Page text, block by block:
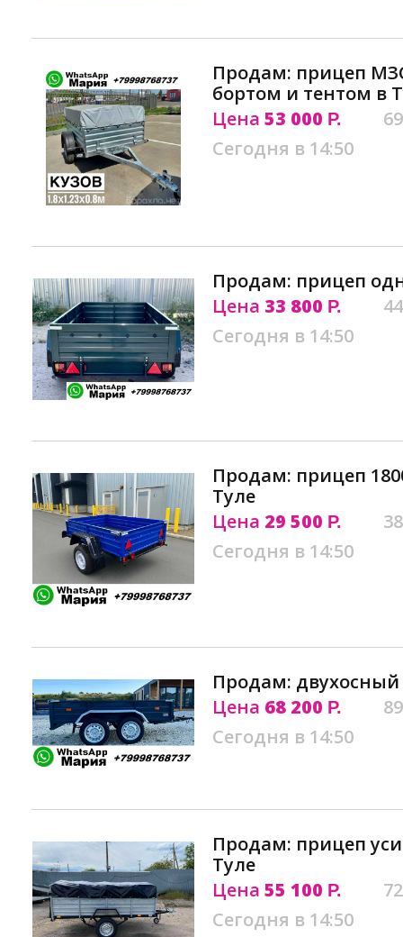
Продам: прицеп
бортом и тентом в
Цена 53 000 Р.
Сегодня в 14:50
Продам: прицеп
Цена 33 800 Р.
Сегодня в 14:50
Продам: прицеп
Туле
Цена 29 500 Р.
Сегодня в 14:50
Продам: двухосный
Цена 68 200 Р.
Сегодня в 14:50
Продам: прицеп
Туле
Цена 55 100 Р.
Сегодня в 14:50